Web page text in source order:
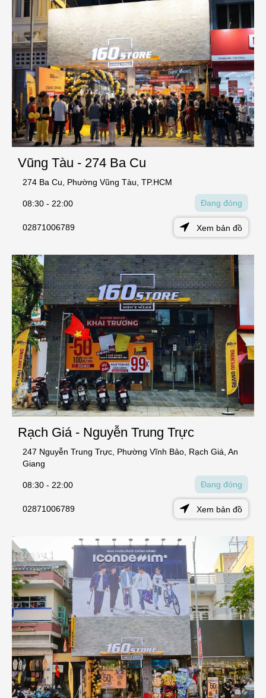
Vũng Tàu - 274 Ba Cu
274 Ba Cu, Phường Vũng Tàu, TP.HCM
08:30 - 22:00 Đang đóng
02871006789 Xem bản đồ
Rạch Giá - Nguyễn Trung Trực
247 Nguyễn Trung Trực, Phường Vĩnh Bảo, Rạch Giá, An
Giang
08:30 - 22:00 Đang đóng
02871006789 Xem bản đồ